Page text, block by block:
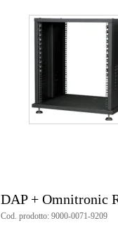
griglia di
4 solidi piedini
rack smontabile
dimensioni:
peso: 18,0 kg
Include viti e
DAP + Omnitronic
Cod. prodotto: 9000-0071-9209